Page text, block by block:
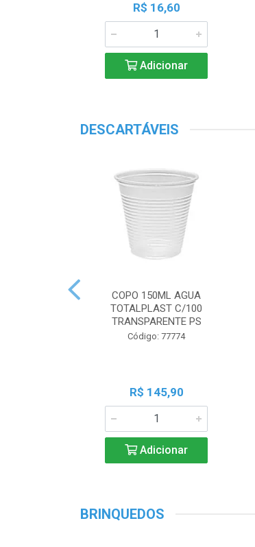
R$ 16,60
Adicionar
DESCARTÁVEIS
COPO 150ML AGUA
TOTALPLAST C/100
TRANSPARENTE PS
Código: 77774
R$ 145,90
Adicionar
BRINQUEDOS